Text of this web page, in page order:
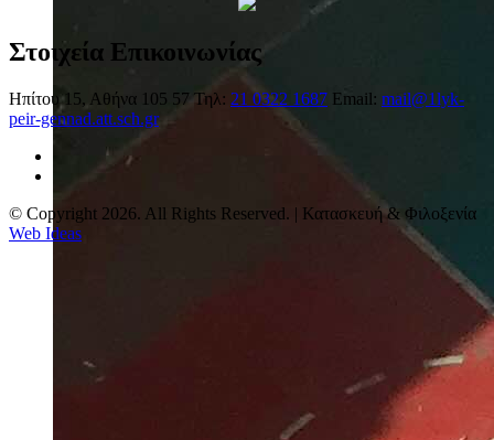
Στοιχεία Επικοινωνίας
Ηπίτου 15, Αθήνα 105 57 Τηλ: 21 0322 1687 Email: mail@1lyk-
peir-gennad.att.sch.gr
© Copyright 2026. All Rights Reserved. | Κατασκευή & Φιλοξενία
Web Ideas